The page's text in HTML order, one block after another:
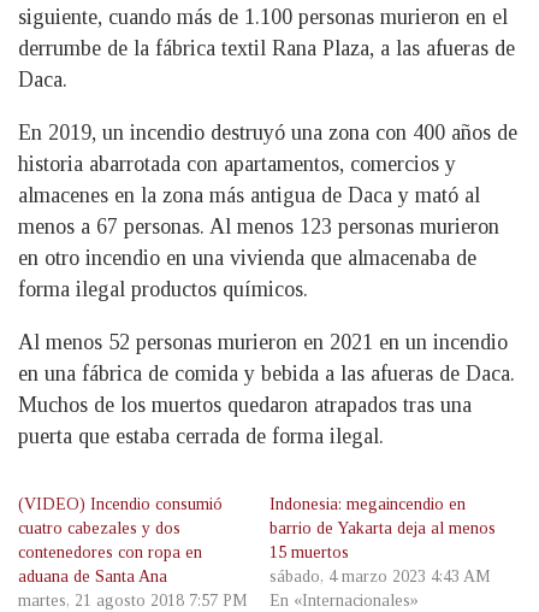
siguiente, cuando más de 1.100 personas murieron en el
derrumbe de la fábrica textil Rana Plaza, a las afueras de
Daca.
En 2019, un incendio destruyó una zona con 400 años de
historia abarrotada con apartamentos, comercios y
almacenes en la zona más antigua de Daca y mató al
menos a 67 personas. Al menos 123 personas murieron
en otro incendio en una vivienda que almacenaba de
forma ilegal productos químicos.
Al menos 52 personas murieron en 2021 en un incendio
en una fábrica de comida y bebida a las afueras de Daca.
Muchos de los muertos quedaron atrapados tras una
puerta que estaba cerrada de forma ilegal.
(VIDEO) Incendio consumió
cuatro cabezales y dos
contenedores con ropa en
aduana de Santa Ana
martes, 21 agosto 2018 7:57 PM
Indonesia: megaincendio en
barrio de Yakarta deja al menos
15 muertos
sábado, 4 marzo 2023 4:43 AM
En «Internacionales»